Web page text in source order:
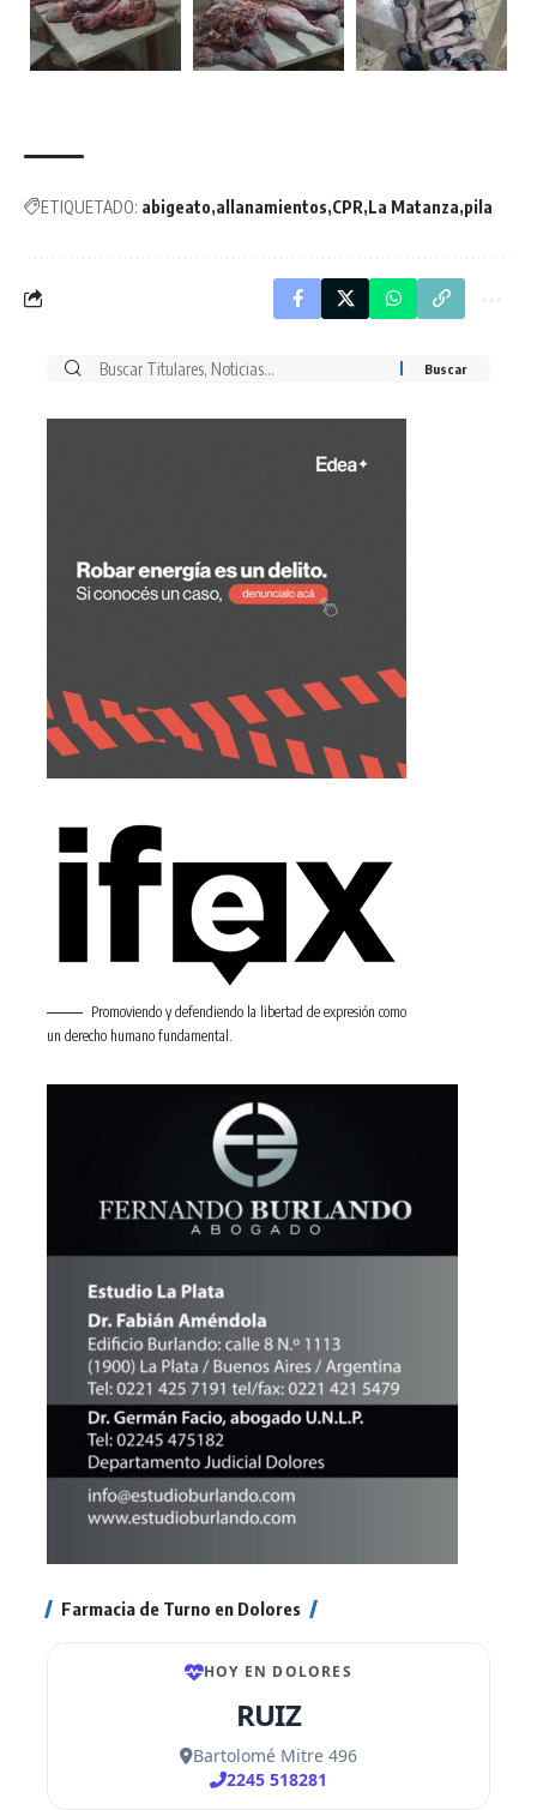
ETIQUETADO: abigeato allanamientos CPR La Matanza pila
Buscar
Promoviendo y defendiendo la libertad de expresión como
un derecho humano fundamental.
Farmacia de Turno en Dolores